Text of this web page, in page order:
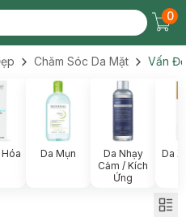
0
Chăm Sóc Da Mặt Vấn
Da Mụn
Da Nhạy
Cảm / Kích
Ứng
Da